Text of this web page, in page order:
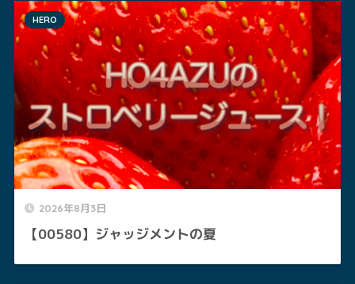
2026年8月3日
【00580】ジャッジメントの夏
HERO